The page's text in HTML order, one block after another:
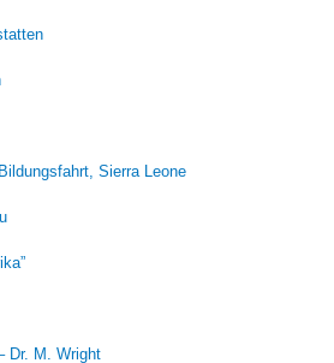
Sierra Leone
Dr. M. Wright